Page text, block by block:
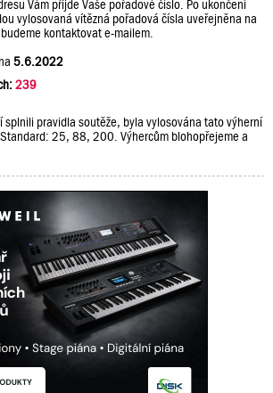
Vám přijde Vaše pořadové číslo. Po ukončení
vylosovaná vítězná pořadová čísla uveřejněna na
kontaktovat e-mailem.
5.6.2022
239
splnili pravidla soutěže, byla vylosována tato výherní
25, 88, 200. Výhercům blohopřejeme a